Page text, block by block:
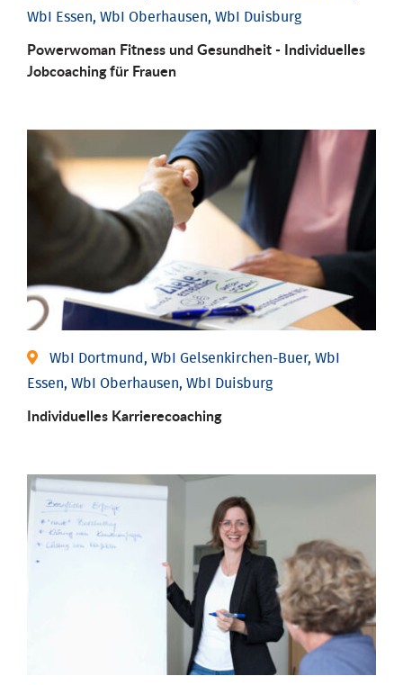
WbI Essen, WbI Oberhausen, WbI Duisburg
Powerwoman Fitness und Gesund­heit - Individu­elles
Job­coaching für Frauen
WbI Dortmund, WbI Gelsenkirchen-Buer, WbI
Essen, WbI Oberhausen, WbI Duisburg
Individu­elles Karrierecoaching